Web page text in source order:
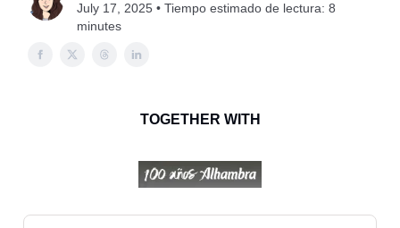
July 17, 2025 • Tiempo estimado de lectura: 8
minutes
TOGETHER WITH